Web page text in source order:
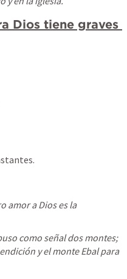
Dios tiene graves
amor a Dios es la
como señal dos montes;
y el monte Ebal para